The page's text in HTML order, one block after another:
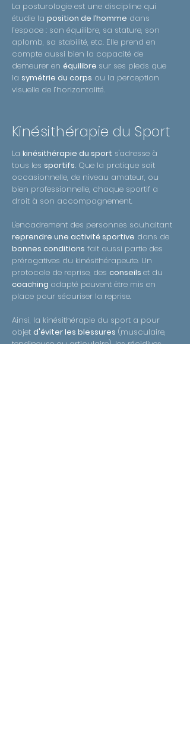
La posturologie est une discipline qui
étudie la position de l’homme dans
l’espace : son équilibre, sa stature, son
aplomb, sa stabilité, etc. Elle prend en
compte aussi bien la capacité de
demeurer en équilibre sur ses pieds que
la symétrie du corps ou la perception
visuelle de l’horizontalité.
Kinésithérapie du Sport
La kinésithérapie du sport s'adresse à
tous les sportifs. Que la pratique soit
occasionnelle, de niveau amateur, ou
bien professionnelle, chaque sportif a
droit à son accompagnement.
L'encadrement des personnes souhaitant
reprendre une activité sportive dans de
bonnes conditions fait aussi partie des
prérogatives du kinésithérapeute. Un
protocole de reprise, des conseils et du
coaching adapté peuvent être mis en
place pour sécuriser la reprise.
Ainsi, la kinésithérapie du sport a pour
objet d'éviter les blessures (musculaire,
tendineuse ou articulaire), les récidives